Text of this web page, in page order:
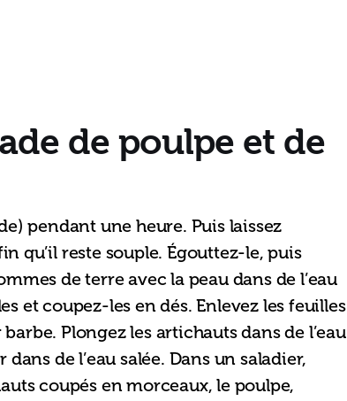
de poulpe et de
pendant une heure. Puis laissez
qu’il reste souple. Égouttez-le, puis
de terre avec la peau dans de l’eau
et coupez-les en dés. Enlevez les feuilles
Plongez les artichauts dans de l’eau
de l’eau salée. Dans un saladier,
coupés en morceaux, le poulpe,